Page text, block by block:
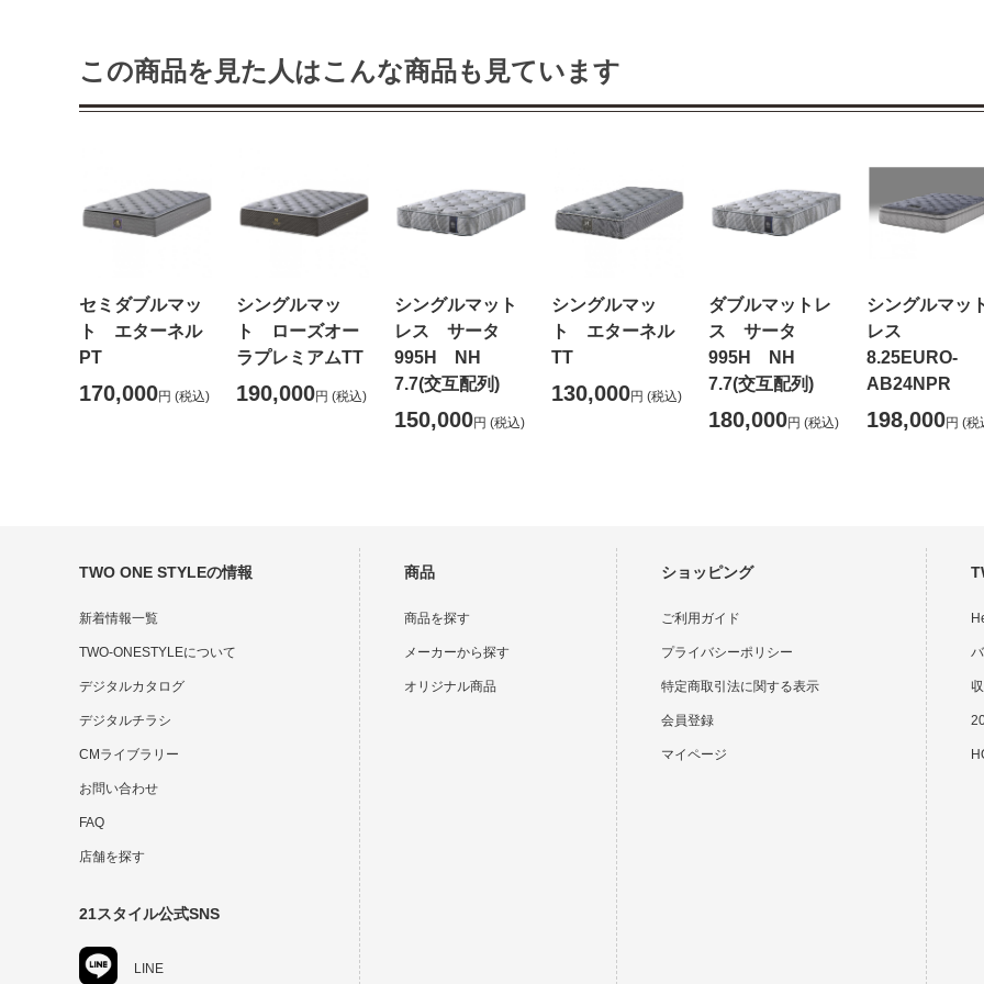
この商品を見た人はこんな商品も見ています
セミダブルマッ
ト エターネル
PT
170,000円 (税込)
シングルマッ
ト ローズオー
ラプレミアムTT
190,000円 (税込)
シングルマット
レス サータ
995H NH
7.7(交互配列)
150,000円 (税込)
シングルマッ
ト エターネル
TT
130,000円 (税込)
ダブルマットレ
ス サータ
995H NH
7.7(交互配列)
180,000円 (税込)
シングルマッ
レス
8.25EURO-
AB24NPR
198,000円 (税
TWO ONE STYLEの情報
新着情報一覧
TWO-ONESTYLEについて
デジタルカタログ
デジタルチラシ
CMライブラリー
お問い合わせ
FAQ
店舗を探す
21スタイル公式SNS
LINE
商品
商品を探す
メーカーから探す
オリジナル商品
ショッピング
ご利用ガイド
プライバシーポリシー
特定商取引法に関する表示
会員登録
マイページ